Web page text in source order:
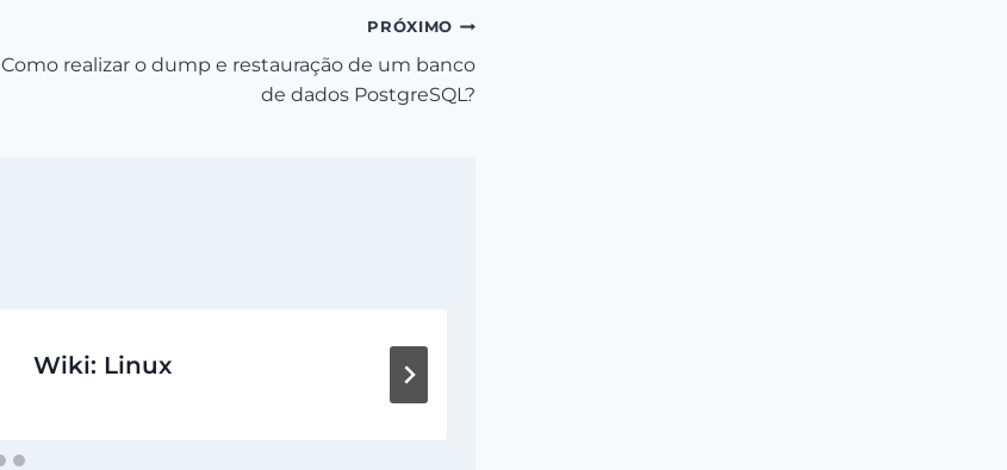
PRÓXIMO
Como realizar o dump e restauração de um banco
de dados PostgreSQL?
Wiki: Linux